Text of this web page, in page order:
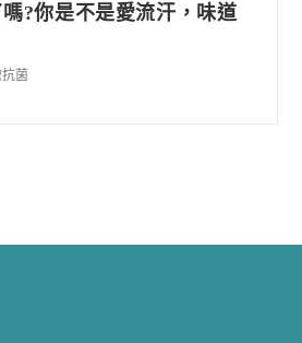
?你是不是愛流汗，味道
抗菌